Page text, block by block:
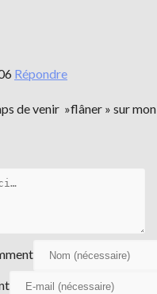
Répondre
de venir »flâner » sur